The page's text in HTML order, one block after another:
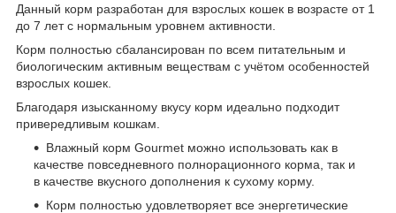
Данный корм разработан для взрослых кошек в возрасте от 1
до 7 лет с нормальным уровнем активности.
Корм полностью сбалансирован по всем питательным и
биологическим активным веществам с учётом особенностей
взрослых кошек.
Благодаря изысканному вкусу корм идеально подходит
привередливым кошкам.
Влажный корм Gourmet можно использовать как в
качестве повседневного полнорационного корма, так и
в качестве вкусного дополнения к сухому корму.
Корм полностью удовлетворяет все энергетические